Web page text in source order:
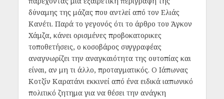
δύναμης της μάζας που αντλεί από τον Ελιάς
Κανέτι. Παρά το γεγονός ότι το άρθρο του Άγκον
Χάμζα, κάνει ορισμένες προβοκατορικες
τοποθετήσεις, ο κοσοβάρος συγγραφέας
αναγνωρίζει την αναγκαιότητα της ουτοπίας και
είναι, αν μη τι άλλο, προταγματικός. Ο Ιάπωνας
Κοτζίν Καρατάνι εκκινεί από ένα ειδικά ιαπωνικό
πολιτικό ζητημα για να θέσει την ανάγκη